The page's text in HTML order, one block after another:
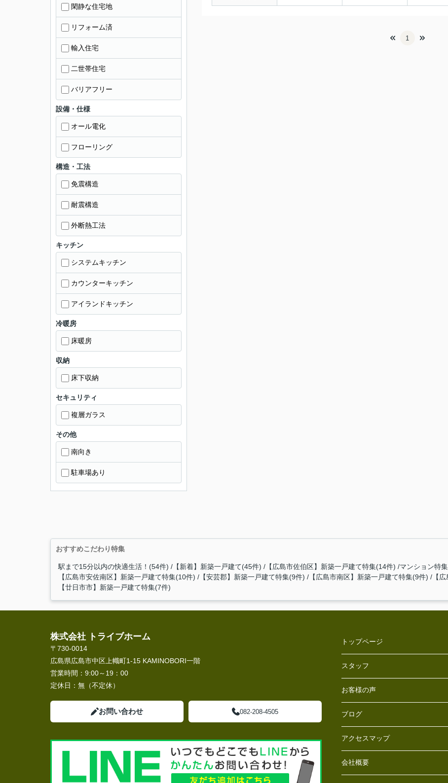
1
閑静な住宅地
リフォーム済
輸入住宅
二世帯住宅
バリアフリー
設備・仕様
オール電化
フローリング
構造・工法
免震構造
耐震構造
外断熱工法
キッチン
システムキッチン
カウンターキッチン
アイランドキッチン
冷暖房
床暖房
収納
床下収納
セキュリティ
複層ガラス
その他
南向き
駐車場あり
おすすめこだわり特集
駅まで15分以内の快適生活！(54件) 【新着】新築一戸建て(45件) 【広島市佐伯区】新築一戸建て特集(14件) マンション特
【広島市安佐南区】新築一戸建て特集(10件)
【安芸郡】新築一戸建て特集(9件) 【広島市南区】新築一戸建て特集(9件)
【
【廿日市市】新築一戸建て特集(7件)
株式会社 トライブホーム
〒730-0014
広島県広島市中区上幟町1-15 KAMINOBORI一階
営業時間： 9:00～19：00
定休日： 無（不定休）
お問い合わせ 082-208-4505
トップページ
スタッフ
お客様の声
ブログ
アクセスマップ
会社概要